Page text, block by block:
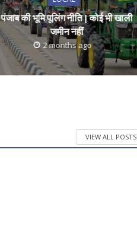
पंजाब की भूमि पूलिंग नीति | कोई भी खाली
जमीन नहीं
2 months ago
VIEW ALL POSTS